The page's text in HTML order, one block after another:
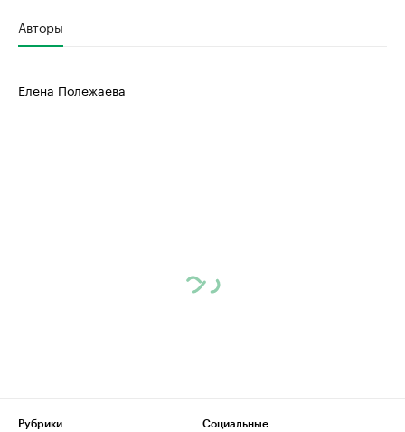
Авторы
Елена Полежаева
Рубрики
Социальные